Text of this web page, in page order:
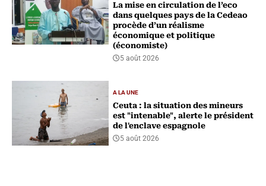
La mise en circulation de l’eco
dans quelques pays de la Cedeao
procède d’un réalisme
économique et politique
(économiste)
5 août 2026
A LA UNE
Ceuta : la situation des mineurs
est "intenable", alerte le président
de l'enclave espagnole
5 août 2026